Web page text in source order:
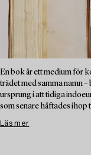
En bok är ett medium för
trädet med samma namn
ursprung i att tidiga
som senare häftades
Läs mer